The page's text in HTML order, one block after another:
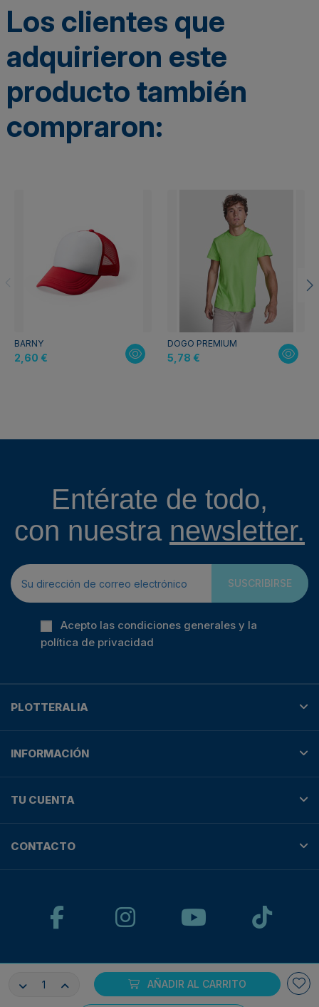
AÑADIR AL CARRITO
Los clientes que
adquirieron este
producto también
compraron:
BARNY
2,60 €
DOGO PREMIUM
5,78 €
Entérate de todo,
con nuestra newsletter.
SUSCRIBIRSE
Acepto las condiciones generales y la
política de privacidad
PLOTTERALIA
INFORMACIÓN
TU CUENTA
CONTACTO
© Plotteralia